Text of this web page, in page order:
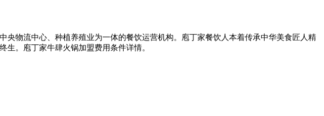
物流中心、种植养殖业为一体的餐饮运营机构。庖丁家餐饮人本着传承中华美食匠人精
。庖丁家牛肆火锅加盟费用条件详情。